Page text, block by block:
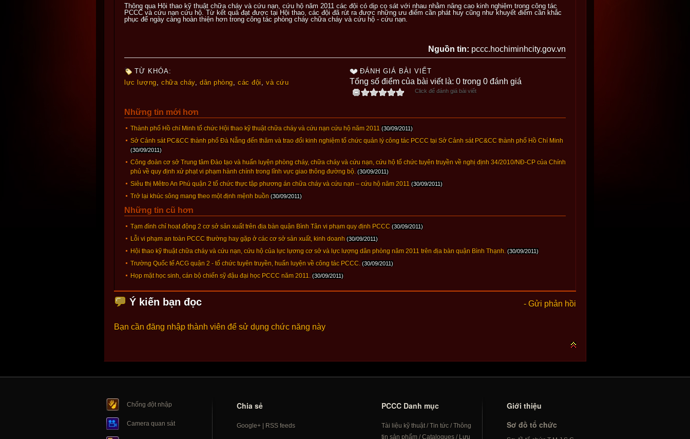
Thông qua Hội thao kỹ thuật chữa cháy và cứu nạn, cứu hộ năm 2011 các đội có dịp cọ sát với nhau nhằm nâng cao kinh nghiệm trong công tác
PCCC và cứu nạn cứu hộ. Từ kết quả đạt được tại Hội thao, các đội đã rút ra được những ưu điểm cần phát huy cũng như khuyết điểm cần khắc
phục để ngày càng hoàn thiện hơn trong công tác phòng cháy chữa cháy và cứu hộ - cứu nạn.
Nguồn tin: pccc.hochiminhcity.gov.vn
TỪ KHÓA:
lực lượng ,chữa cháy,dân phòng ,các đội và cứu
ĐÁNH GIÁ BÀI VIẾT
Tổng số điểm của bài viết là: 0 trong 0 đánh giá
Click để đánh giá bài viết
Những tin mới hơn
Thành phố Hồ chí Minh tổ chức Hội thao kỹ thuật chữa cháy và cứu nạn cứu hộ năm 2011 (30/09/2011)
Sở Cảnh sát PC&CC thành phố Đà Nẵng đến thăm và trao đổi kinh nghiệm tổ chức quản lý công tác PCCC tại Sở Cảnh sát PC&CC thành phố Hồ Chí Minh
(30/09/2011)
Công đoàn cơ sở Trung tâm Đào tạo và huấn luyện phòng cháy, chữa cháy và cứu nạn, cứu hộ tổ chức tuyên truyền về nghị định 34/2010/NĐ-CP của Chính
phủ về quy định xử phạt vi phạm hành chính trong lĩnh vực giao thông đường bộ. (30/09/2011)
Siêu thị Mêtro An Phú quận 2 tổ chức thực tập phương án chữa cháy và cứu nạn – cứu hộ năm 2011 (30/09/2011)
Trở lại khúc sông mang theo một định mệnh buồn (30/09/2011)
Những tin cũ hơn
Tạm đình chỉ hoạt động 2 cơ sở sản xuất trên địa bàn quận Bình Tân vi phạm quy định PCCC (30/09/2011)
Lỗi vi phạm an toàn PCCC thường hay gặp ở các cơ sở sản xuất, kinh doanh (30/09/2011)
Hội thao kỹ thuật chữa cháy và cứu nạn, cứu hộ của lực lựơng cơ sở và lực lượng dân phòng năm 2011 trên địa bàn quận Bình Thạnh. (30/09/2011)
Trường Quốc tế ACG quận 2 - tổ chức tuyên truyền, huấn luyện về công tác PCCC. (30/09/2011)
Họp mặt học sinh, cán bộ chiến sỹ đậu đại học PCCC năm 2011. (30/09/2011)
- Gửi phản hồi
Ý kiến bạn đọc
Bạn cần đăng nhập thành viên để sử dụng chức năng này
Chống đột nhập
Camera quan sát
Chia sẻ
Google+| RSS feeds
PCCC Danh mục
Tài liệu kỹ thuật/Tin tức/Thông
tin sản phẩm/Catalogues/ Lưu
Giới thiệu
Sơ đồ tổ chức